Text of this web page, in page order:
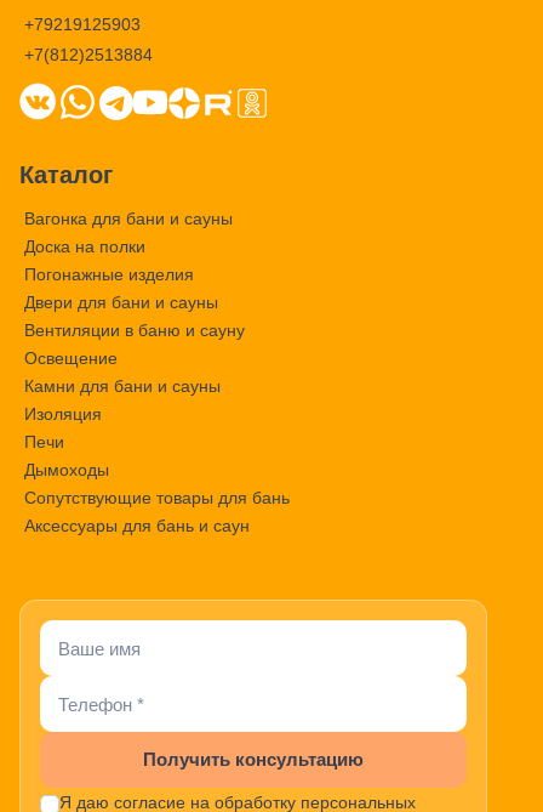
+79219125903
+7(812)2513884
Каталог
Вагонка для бани и сауны
Доска на полки
Погонажные изделия
Двери для бани и сауны
Вентиляции в баню и сауну
Освещение
Камни для бани и сауны
Изоляция
Печи
Дымоходы
Сопутствующие товары для бань
Аксессуары для бань и саун
Получить консультацию
Я даю согласие на обработку персональных